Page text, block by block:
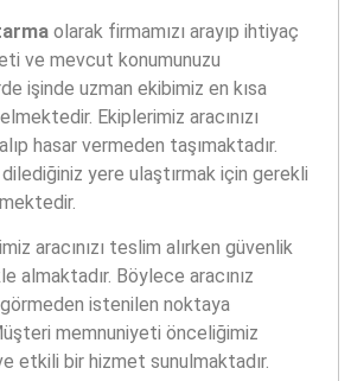
olarak firmamızı arayıp ihtiyaç
ve mevcut konumunuzu
işinde uzman ekibimiz en kısa
Ekiplerimiz aracınızı
hasar vermeden taşımaktadır.
dilediğiniz yere ulaştırmak için gerekli
aracınızı teslim alırken güvenlik
almaktadır. Böylece aracınız
istenilen noktaya
memnuniyeti önceliğimiz
etkili bir hizmet sunulmaktadır.